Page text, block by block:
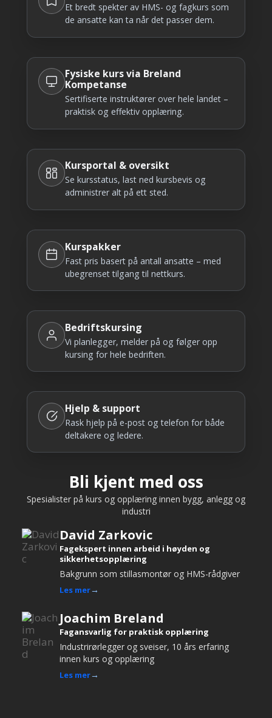
Et bredt spekter av HMS- og fagkurs som
de ansatte kan ta når det passer dem.
Fysiske kurs via Breland
Kompetanse
Sertifiserte instruktører over hele landet –
praktisk og effektiv opplæring.
Kursportal & oversikt
Se kursstatus, last ned kursbevis og
administrer alt på ett sted.
Kurspakker
Fast pris basert på antall ansatte – med
ubegrenset tilgang til nettkurs.
Bedriftskursing
Vi planlegger, melder på og følger opp
kursing for hele bedriften.
Hjelp & support
Rask hjelp på e-post og telefon for både
deltakere og ledere.
Bli kjent med oss
Spesialister på kurs og opplæring innen bygg, anlegg og
industri
David Zarkovic
Fagekspert innen arbeid i høyden og
sikkerhetsopplæring
Bakgrunn som stillasmontør og HMS-rådgiver
Les mer
Joachim Breland
Fagansvarlig for praktisk opplæring
Industrirørlegger og sveiser, 10 års erfaring
innen kurs og opplæring
Les mer